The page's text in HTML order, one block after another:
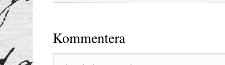
Kommentera